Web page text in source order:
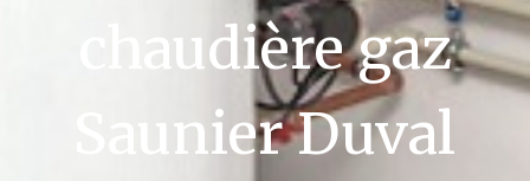
chaudière gaz
Saunier Duval